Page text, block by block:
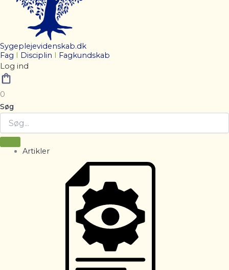
Sygeplejevidenskab.dk
Fag
Disciplin
Fagkundskab
Log ind
0
Søg
Artikler